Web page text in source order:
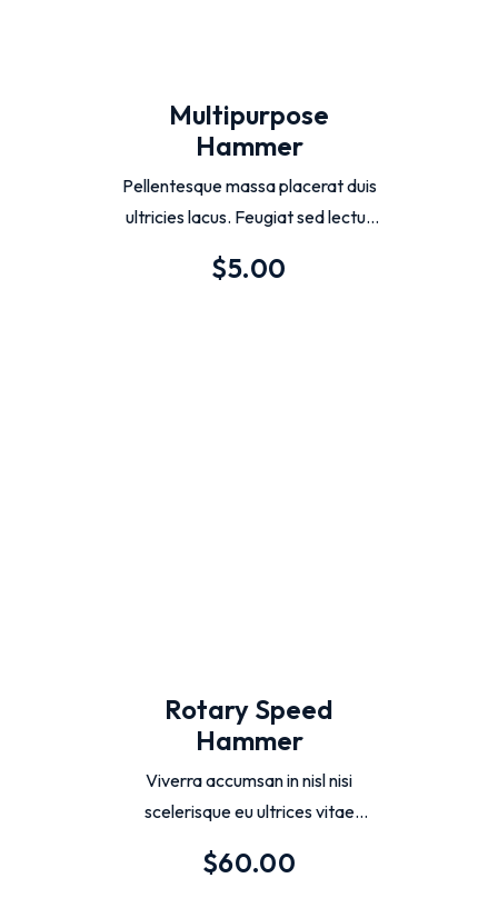
Multipurpose
Hammer
Pellentesque massa placerat duis
ultricies lacus. Feugiat sed lectus
sed. Quisque sagittis purus sit
$5.00
Rotary Speed
Hammer
Viverra accumsan in nisl nisi
scelerisque eu ultrices vitae
eget arcu dictum varius duis.
$60.00